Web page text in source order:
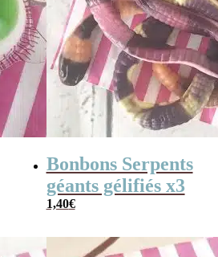
Bonbons Serpents
géants gélifiés x3
1,40€